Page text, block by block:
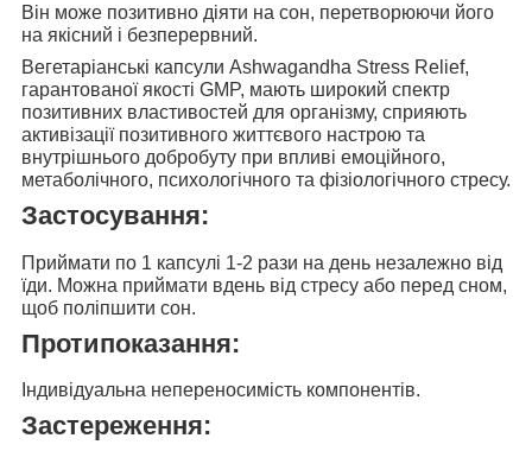
Він може позитивно діяти на сон, перетворюючи його
на якісний і безперервний.
Вегетаріанські капсули Ashwagandha Stress Relief,
гарантованої якості GMP, мають широкий спектр
позитивних властивостей для організму, сприяють
активізації позитивного життєвого настрою та
внутрішнього добробуту при впливі емоційного,
метаболічного, психологічного та фізіологічного стресу.
Застосування:
Приймати по 1 капсулі 1-2 рази на день незалежно від
їди. Можна приймати вдень від стресу або перед сном,
щоб поліпшити сон.
Протипоказання:
Індивідуальна непереносимість компонентів.
Застереження: